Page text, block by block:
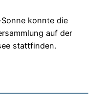
konnte die
auf der
stattfinden.